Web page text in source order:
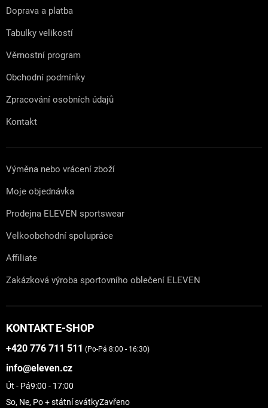
Doprava a platba
Tabulky velikostí
Věrnostní program
Obchodní podmínky
Zpracování osobních údajů
Kontakt
Výměna nebo vrácení zboží
Moje objednávka
Prodejna ELEVEN sportswear
Velkoobchodní spolupráce
Affiliate
Zakázková výroba sportovního oblečení ELEVEN
KONTAKT E-SHOP
+420 776 711 511 (Po-Pá 8:00 - 16:30)
info@eleven.cz
Út - Pá9:00 - 17:00
So, Ne, Po + státní svátkyZavřeno